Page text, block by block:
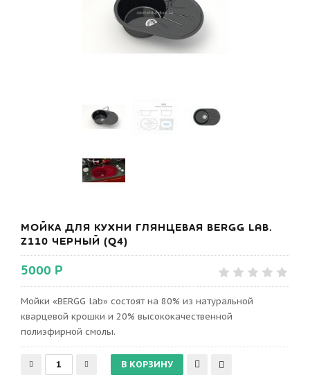
МОЙКА ДЛЯ КУХНИ ГЛЯНЦЕВАЯ BERGG LAB.
Z110 ЧЕРНЫЙ (Q4)
5000 Р
Мойки «BERGG lab» состоят на 80% из натуральной
кварцевой крошки и 20% высококачественной
полиэфирной смолы.